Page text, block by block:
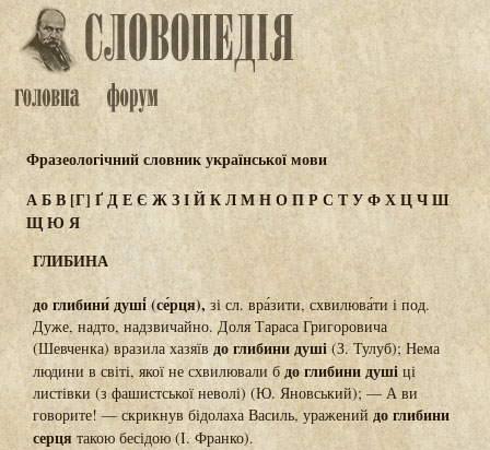
Фразеологічний словник української мови
АБВ[Г] ҐДЕЄ ЖЗІЙКЛМНОПР С ТУФХЦЧШ
ЩЮ Я
ГЛИБИНА
до глибини́ душі́ (се́рця), зі сл. вра́зити, схвилюва́ти і под.
Дуже, надто, надзвичайно. Доля Тараса Григоровича
(Шевченка) вразила хазяїв до глибини душі(З. Тулуб); Нема
людини в світі, якої не схвилювали бдо глибини душі ці
листівки (з фашистської неволі) (Ю. Яновський); — А ви
говорите! — скрикнув бідолаха Василь, уражений до глибини
серцятакою бесідою (І. Франко).